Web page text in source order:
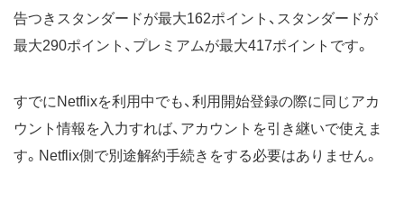
告つきスタンダードが最大162ポイント、スタンダードが
最大290ポイント、プレミアムが最大417ポイントです。
すでにNetflixを利用中でも、利用開始登録の際に同じアカ
ウント情報を入力すれば、アカウントを引き継いで使えま
す。Netflix側で別途解約手続きをする必要はありません。